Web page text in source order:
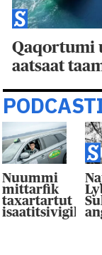
Qaqortumi
aatsaat
Nuummi
mittarfik
taxartartut